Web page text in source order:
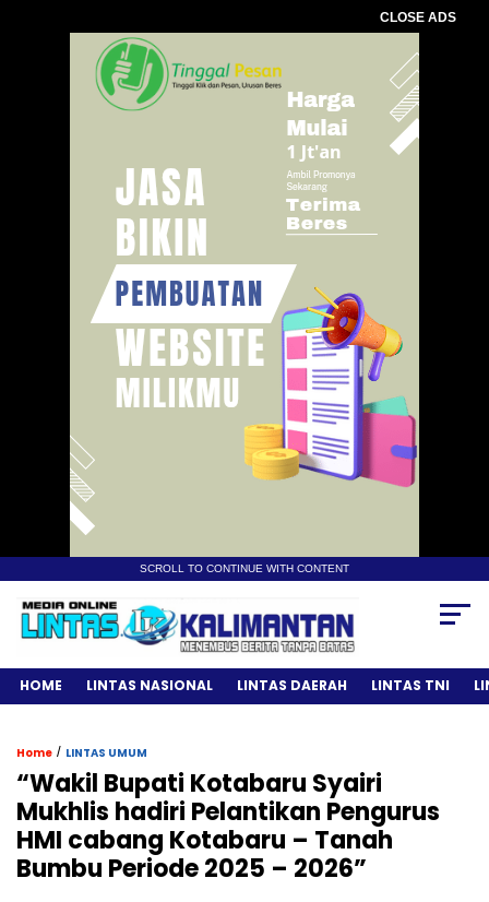
CLOSE ADS
SCROLL TO CONTINUE WITH CONTENT
HOME LINTAS NASIONAL LINTAS DAERAH LINTAS TNI
Home / LINTAS UMUM
“Wakil Bupati Kotabaru Syairi
Mukhlis hadiri Pelantikan Pengurus
HMI cabang Kotabaru – Tanah
Bumbu Periode 2025 – 2026”